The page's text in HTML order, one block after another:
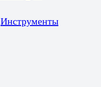
Инструменты